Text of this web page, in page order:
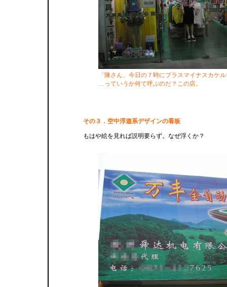
「陳さん、今日の７時にプラスマイナスカケ
…っていうか何て呼ぶのだ？この店。
その３．空中浮遊系デザインの看板
もはや絵を見れば説明要らず。なぜ浮くか？